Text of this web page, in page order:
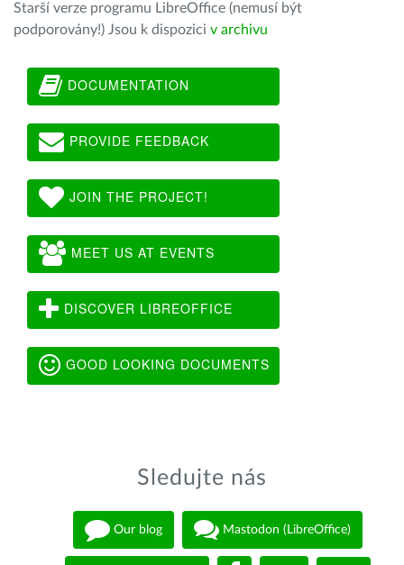
Starší verze programu LibreOffice (nemusí být
podporovány!) Jsou k dispozici v archivu
DOCUMENTATION
PROVIDE FEEDBACK
JOIN THE PROJECT!
MEET US AT EVENTS
DISCOVER LIBREOFFICE
GOOD LOOKING DOCUMENTS
Sledujte nás
Our blog Mastodon (LibreOffice)